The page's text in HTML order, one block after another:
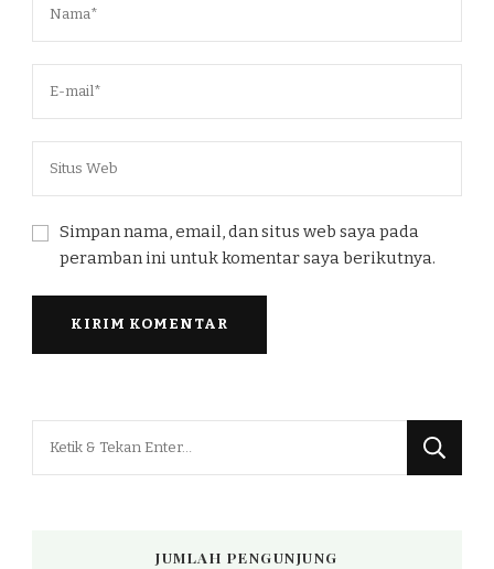
Simpan nama, email, dan situs web saya pada
peramban ini untuk komentar saya berikutnya.
JUMLAH PENGUNJUNG